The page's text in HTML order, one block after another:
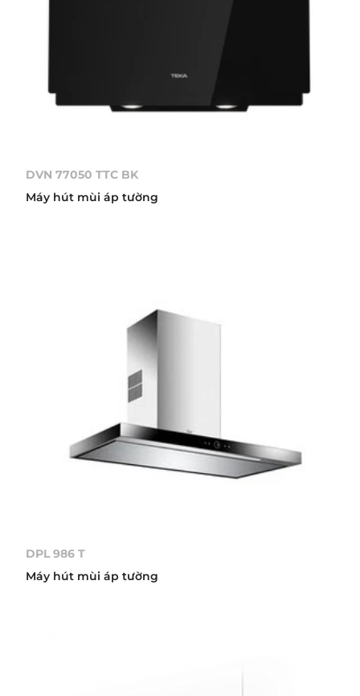
DVN 77050 TTC BK
Máy hút mùi áp tường
DPL 986 T
Máy hút mùi áp tường